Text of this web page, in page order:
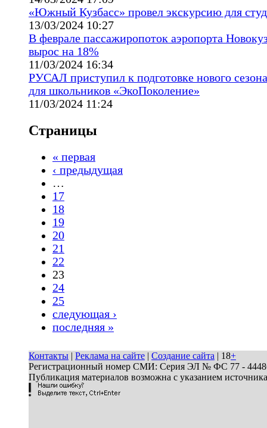
«Южный Кузбасс» провел экскурсию для
13/03/2024 10:27
В феврале пассажиропоток аэропорта
вырос на 18%
11/03/2024 16:34
РУСАЛ приступил к подготовке нового
для школьников «ЭкоПоколение»
11/03/2024 11:24
Страницы
« первая
‹ предыдущая
…
17
18
19
20
21
22
23
24
25
следующая ›
последняя »
Контакты | Реклама на сайте | Создание сайта | 18+
Регистрационный номер СМИ: Серия ЭЛ № ФС 77 - 44486
Публикация материалов возможна с указанием